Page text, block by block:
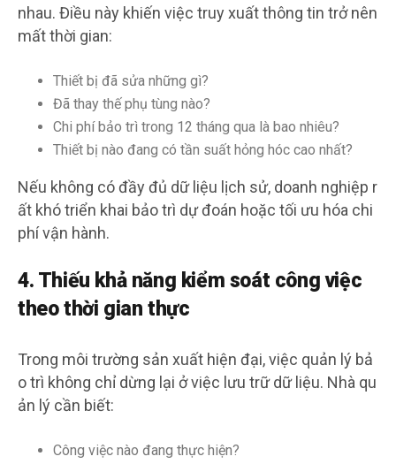
nhau. Điều này khiến việc truy xuất thông tin trở nên
mất thời gian:
Thiết bị đã sửa những gì?
Đã thay thế phụ tùng nào?
Chi phí bảo trì trong 12 tháng qua là bao nhiêu?
Thiết bị nào đang có tần suất hỏng hóc cao nhất?
Nếu không có đầy đủ dữ liệu lịch sử, doanh nghiệp r
ất khó triển khai bảo trì dự đoán hoặc tối ưu hóa chi
phí vận hành.
4. Thiếu khả năng kiểm soát công việc
theo thời gian thực
Trong môi trường sản xuất hiện đại, việc quản lý bả
o trì không chỉ dừng lại ở việc lưu trữ dữ liệu. Nhà qu
ản lý cần biết:
Công việc nào đang thực hiện?